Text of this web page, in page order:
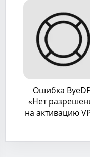
Ошибка
«Нет
на активацию